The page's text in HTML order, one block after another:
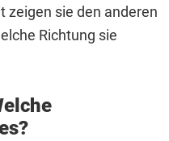
zeigen sie den anderen
Richtung sie